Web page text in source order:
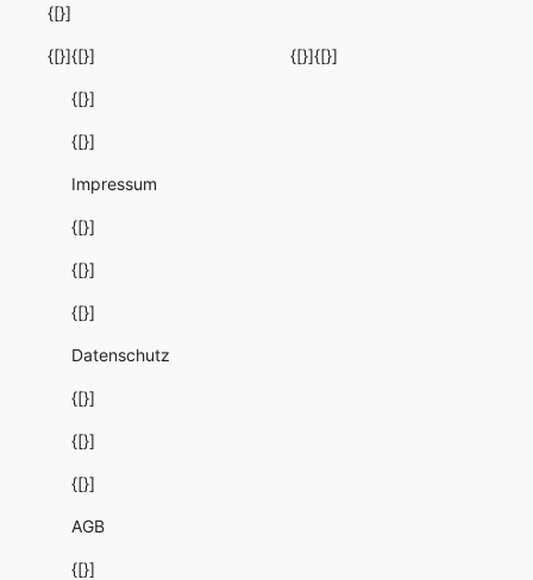
{[}]
{[}]{[}]
{[}]
{[}]
Impressum
{[}]
{[}]
{[}]
Datenschutz
{[}]
{[}]
{[}]
AGB
{[}]
{[}]{[}]